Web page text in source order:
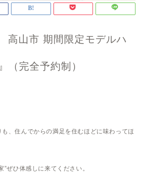
山市 期間限定モデルハ
（完全予約制）
も、住んでからの満足を住むほどに味わってほ
”ぜひ体感しに来てください。